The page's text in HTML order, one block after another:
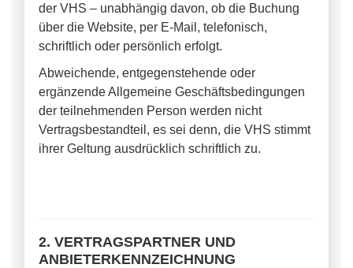
der VHS – unabhängig davon, ob die Buchung
über die Website, per E-Mail, telefonisch,
schriftlich oder persönlich erfolgt.
Abweichende, entgegenstehende oder
ergänzende Allgemeine Geschäftsbedingungen
der teilnehmenden Person werden nicht
Vertragsbestandteil, es sei denn, die VHS stimmt
ihrer Geltung ausdrücklich schriftlich zu.
2. VERTRAGSPARTNER UND
ANBIETERKENNZEICHNUNG